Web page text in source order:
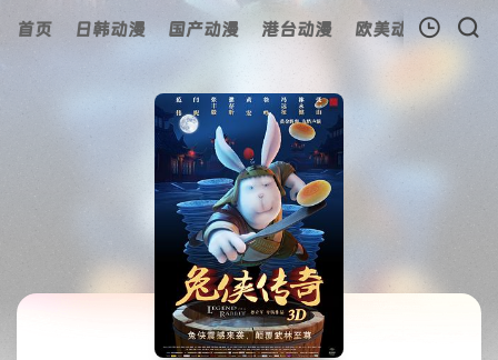
首页 日韩动漫 国产动漫 港台动漫 欧美动漫 动漫
暂无观看影片的记录